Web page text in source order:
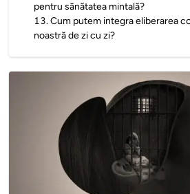
pentru sănătatea mintală?
13.Cum putem integra eliberarea
noastră de zi cu zi?